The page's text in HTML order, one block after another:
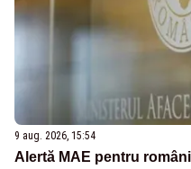
9 aug. 2026, 15:54
Alertă MAE pentru